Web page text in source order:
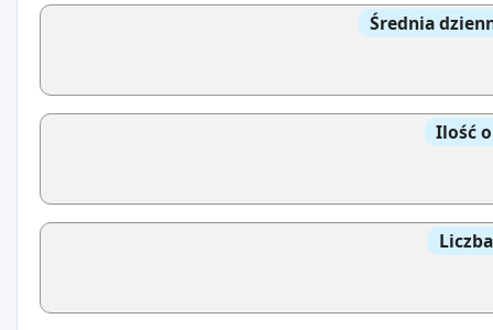
Średnia
Ilość